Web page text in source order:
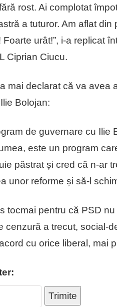
rost. Ai complotat
a tuturor. Am aflat
urât!”, i-a replicat
Ciprian Ciucu.
mai declarat că va avea
Bolojan:
de guvernare cu
este un program
păstrat și cred că n-ar
unor reforme și să-l
tocmai pentru că PSD
cenzură a trecut, social-
cu orice liberal, mai
Trimite